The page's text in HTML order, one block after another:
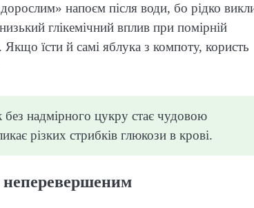
напоєм після води, бо рідко
глікемічний вплив при помірній
Якщо їсти й самі яблука з компоту, користь
без надмірного цукру стає чудовою
різких стрибків глюкози в крові.
неперевершеним